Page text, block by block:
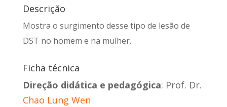
Descrição
Mostra o surgimento desse tipo de lesão de
DST no homem e na mulher.
Ficha técnica
Direção didática e pedagógica: Prof. Dr.
Chao Lung Wen